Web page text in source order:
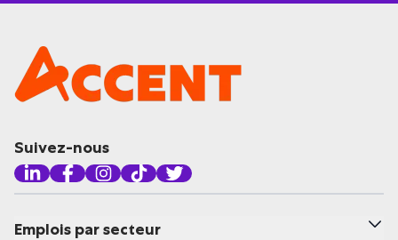
Suivez-nous
Emplois par secteur